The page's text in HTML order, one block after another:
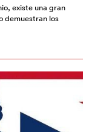
existe una gran
demuestran los